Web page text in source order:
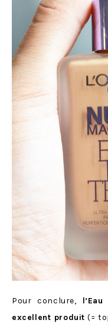
Pour conclure,
excellent produit (=